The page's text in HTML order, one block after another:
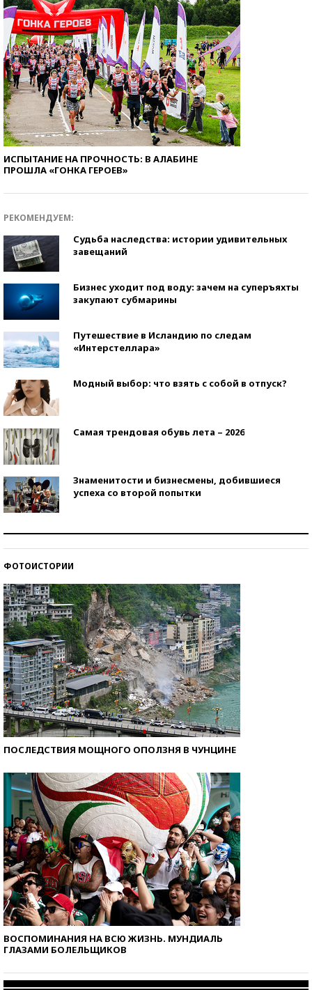
ИСПЫТАНИЕ НА ПРОЧНОСТЬ: В АЛАБИНЕ
ПРОШЛА «ГОНКА ГЕРОЕВ»
РЕКОМЕНДУЕМ:
Судьба наследства: истории удивительных
завещаний
Бизнес уходит под воду: зачем на суперъяхты
закупают субмарины
Путешествие в Исландию по следам
«Интерстеллара»
Модный выбор: что взять с собой в отпуск?
Самая трендовая обувь лета – 2026
Знаменитости и бизнесмены, добившиеся
успеха со второй попытки
ФОТОИСТОРИИ
ПОСЛЕДСТВИЯ МОЩНОГО ОПОЛЗНЯ В ЧУНЦИНЕ
ВОСПОМИНАНИЯ НА ВСЮ ЖИЗНЬ. МУНДИАЛЬ
ГЛАЗАМИ БОЛЕЛЬЩИКОВ